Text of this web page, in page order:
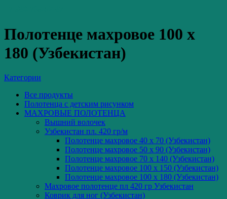
Полотенце махровое 100 x
180 (Узбекистан)
Категории
Все продукты
Полотенца с детским рисунком
МАХРОВЫЕ ПОЛОТЕНЦА
Вышний волочек
Узбекистан пл. 420 гр/м
Полотенце махровое 40 x 70 (Узбекистан)
Полотенце махровое 50 x 90 (Узбекистан)
Полотенце махровое 70 x 140 (Узбекистан)
Полотенце махровое 100 x 150 (Узбекистан)
Полотенце махровое 100 x 180 (Узбекистан)
Махровое полотенце пл 420 гр Узбекистан
Коврик для ног (Узбекистан)